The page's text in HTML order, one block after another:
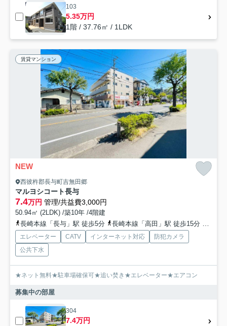
103
5.35万円
1階 / 37.76㎡ / 1LDK
賃貸マンション
NEW
西彼杵郡長与町吉無田郷
マルヨシコート長与
7.4万円 管理/共益費3,000円
50.94㎡ (2LDK) /築10年 /4階建
長崎本線「長与」駅 徒歩5分
長崎本線「高田」駅 徒歩15分
エレベーター CATV インターネット対応
防犯カメラ
公共下水
★ネット無料★駐車場確保可★追い焚き★エレベーター★エアコン
募集中の部屋
304
7.4万円